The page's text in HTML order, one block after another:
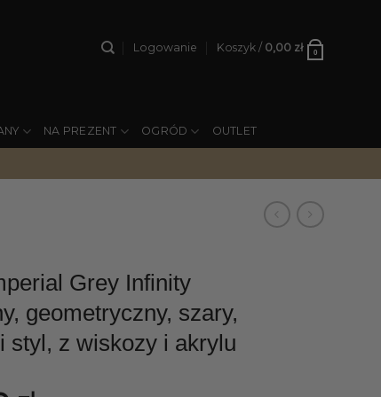
Logowanie Koszyk / 0,00 zł 0
NA PREZENT OGRÓD OUTLET
Grey Infinity
geometryczny, szary,
styl, z wiskozy i akrylu